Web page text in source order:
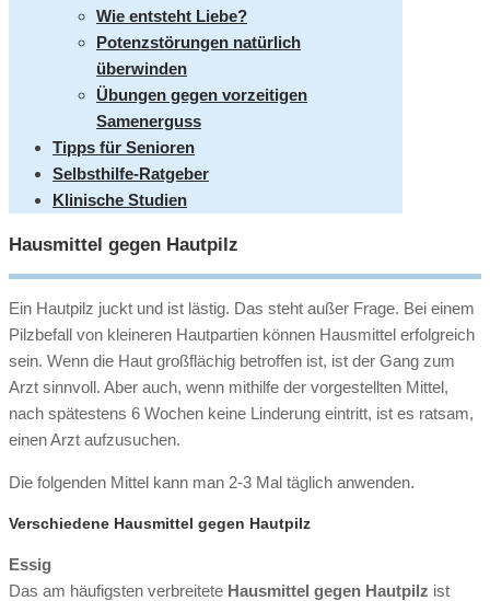
Wie entsteht Liebe?
Potenzstörungen natürlich
überwinden
Übungen gegen vorzeitigen
Samenerguss
Tipps für Senioren
Selbsthilfe-Ratgeber
Klinische Studien
Hausmittel gegen Hautpilz
Ein Hautpilz juckt und ist lästig. Das steht außer Frage. Bei einem
Pilzbefall von kleineren Hautpartien können Hausmittel erfolgreich
sein. Wenn die Haut großflächig betroffen ist, ist der Gang zum
Arzt sinnvoll. Aber auch, wenn mithilfe der vorgestellten Mittel,
nach spätestens 6 Wochen keine Linderung eintritt, ist es ratsam,
einen Arzt aufzusuchen.
Die folgenden Mittel kann man 2-3 Mal täglich anwenden.
Verschiedene Hausmittel gegen Hautpilz
Essig
Das am häufigsten verbreitete Hausmittel gegen Hautpilz ist